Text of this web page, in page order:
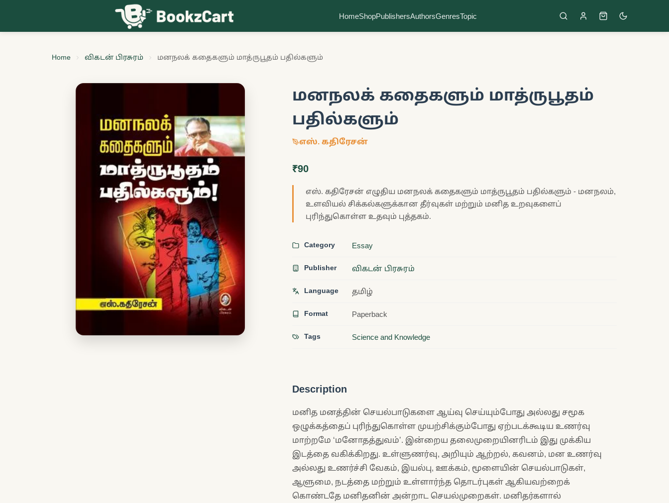
HomeShopPublishersAuthorsGenresTopic
Home விகடன் பிரசுரம் மனநலக் கதைகளும் மாத்ருபூதம் பதில்களும்
மனநலக் கதைகளும் மாத்ருபூதம்
பதில்களும்
எஸ். கதிரேசன்
₹90
எஸ். கதிரேசன் எழுதிய மனநலக் கதைகளும் மாத்ருபூதம் பதில்களும் - மனநலம்,
உளவியல் சிக்கல்களுக்கான தீர்வுகள் மற்றும் மனித உறவுகளைப்
புரிந்துகொள்ள உதவும் புத்தகம்.
Category Essay
Publisher விகடன் பிரசுரம்
Language தமிழ்
Format Paperback
Tags Science and Knowledge
Description
மனித மனத்தின் செயல்பாடுகளை ஆய்வு செய்யும்போது அல்லது சமூக
ஒழுக்கத்தைப் புரிந்துகொள்ள முயற்சிக்கும்போது ஏற்படக்கூடிய உணர்வு
மாற்றமே ‘மனோதத்துவம்’. இன்றைய தலைமுறையினரிடம் இது முக்கிய
இடத்தை வகிக்கிறது. உள்ளுணர்வு, அறியும் ஆற்றல், கவனம், மன உணர்வு
அல்லது உணர்ச்சி வேகம், இயல்பு, ஊக்கம், மூளையின் செயல்பாடுகள்,
ஆளுமை, நடத்தை மற்றும் உள்ளார்ந்த தொடர்புகள் ஆகியவற்றைக்
கொண்டதே மனிதனின் அன்றாட செயல்முறைகள். மனிதர்களால்